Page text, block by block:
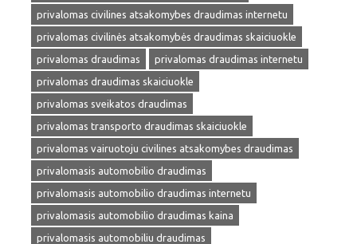
privalomas civilines atsakomybes draudimas internetu
privalomas civilinės atsakomybės draudimas skaiciuokle
privalomas draudimas
privalomas draudimas internetu
privalomas draudimas skaiciuokle
privalomas sveikatos draudimas
privalomas transporto draudimas skaiciuokle
privalomas vairuotoju civilines atsakomybes draudimas
privalomasis automobilio draudimas
privalomasis automobilio draudimas internetu
privalomasis automobilio draudimas kaina
privalomasis automobiliu draudimas